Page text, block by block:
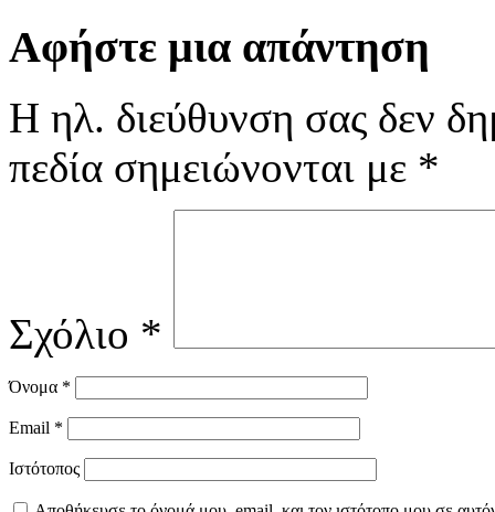
Αφήστε μια απάντηση
Η ηλ. διεύθυνση σας δεν
πεδία σημειώνονται με *
Σχόλιο *
Όνομα *
Email *
Ιστότοπος